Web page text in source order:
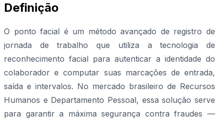
Definição
O ponto facial é um método avançado de registro de
jornada de trabalho que utiliza a tecnologia de
reconhecimento facial para autenticar a identidade do
colaborador e computar suas marcações de entrada,
saída e intervalos. No mercado brasileiro de Recursos
Humanos e Departamento Pessoal, essa solução serve
para garantir a máxima segurança contra fraudes —